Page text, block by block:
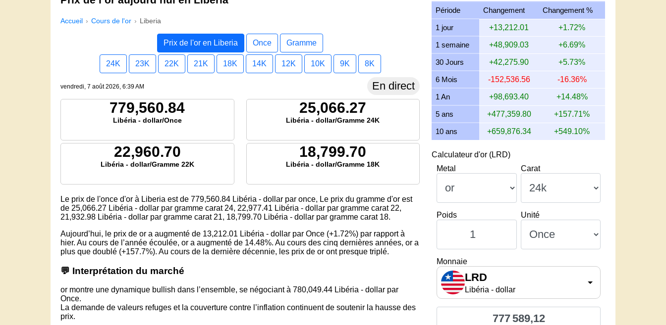
Accueil Cours de l'or Liberia
Prix de l'or en Liberia Once Gramme
24K 23K 22K 21K 18K 14K 12K 10K 9K 8K
vendredi, 7 août 2026, 6:39 AM En direct
779,560.84
Libéria - dollar/Once
25,066.27
Libéria - dollar/Gramme 24K
22,960.70
Libéria - dollar/Gramme 22K
18,799.70
Libéria - dollar/Gramme 18K
Le prix de l'once d'or à Liberia estde 779,560.84 Libéria - dollar par once, Le prix du gramme d'or est
de 25,066.27 Libéria - dollar par gramme carat 24, 22,977.41 Libéria - dollar par gramme carat 22,
21,932.98 Libéria - dollar par gramme carat 21, 18,799.70 Libéria - dollar par gramme carat 18.
Aujourd’hui, le prix de or a augmenté de 13,212.01 Libéria - dollar par Once (+1.72%) par rapport à
hier. Au cours de l’année écoulée, or a augmenté de 14.48%. Au cours des cinq dernières années, or a
plus que doublé (+157.7%). Au cours de la dernière décennie, les prix de or ont presque triplé.
💬 Interprétation du marché
or montre une dynamique bullish dans l’ensemble, se négociant à 780,049.44 Libéria - dollar par
Once.
La demande de valeurs refuges et la couverture contre l’inflation continuent de soutenir la hausse des
prix.
Période Changement Changement %
1 jour +13,212.01 +1.72%
1 semaine +48,909.03 +6.69%
30 Jours +42,275.90 +5.73%
6 Mois -152,536.56 -16.36%
1 An +98,693.40 +14.48%
5 ans +477,359.80 +157.71%
10 ans +659,876.34 +549.10%
Calculateur d'or (LRD)
Metal
Carat
Poids Unité
Monnaie
LRD
Libéria - dollar
777 589,12